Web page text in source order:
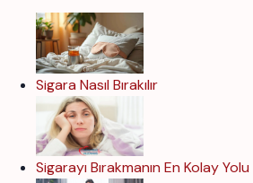
Sigara Nasıl Bırakılır
Sigarayı Bırakmanın En Kolay Yolu